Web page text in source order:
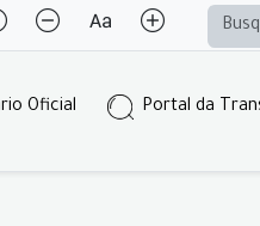
Oficial Portal da